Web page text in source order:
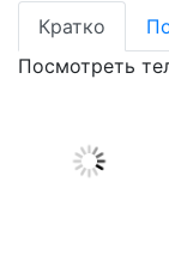
Кратко
Посмотреть